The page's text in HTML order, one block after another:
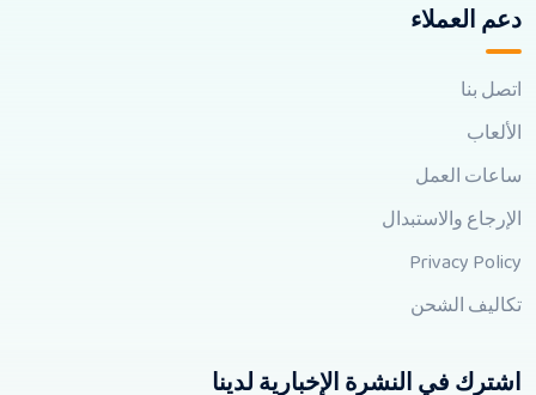
دعم العملاء
اتصل بنا
الألعاب
ساعات العمل
الإرجاع والاستبدال
Privacy Policy
تكاليف الشحن
اشترك في النشرة الإخبارية لدينا